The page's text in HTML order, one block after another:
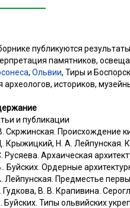
публикуются
памятников,
, Ольвии, Тиры и
археологов, историков,
и публикации
Скржинская. Происхождение
Крыжицкий, Н. А. Лейпунская.
Русяева. Архаическая
Буйских. Ордерные
Лейпунская. Предместье
Гудкова, В. В. Крапивина.
Буйских. Типы ольвийских